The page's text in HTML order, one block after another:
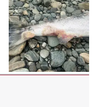
ved
– då kom villaksen